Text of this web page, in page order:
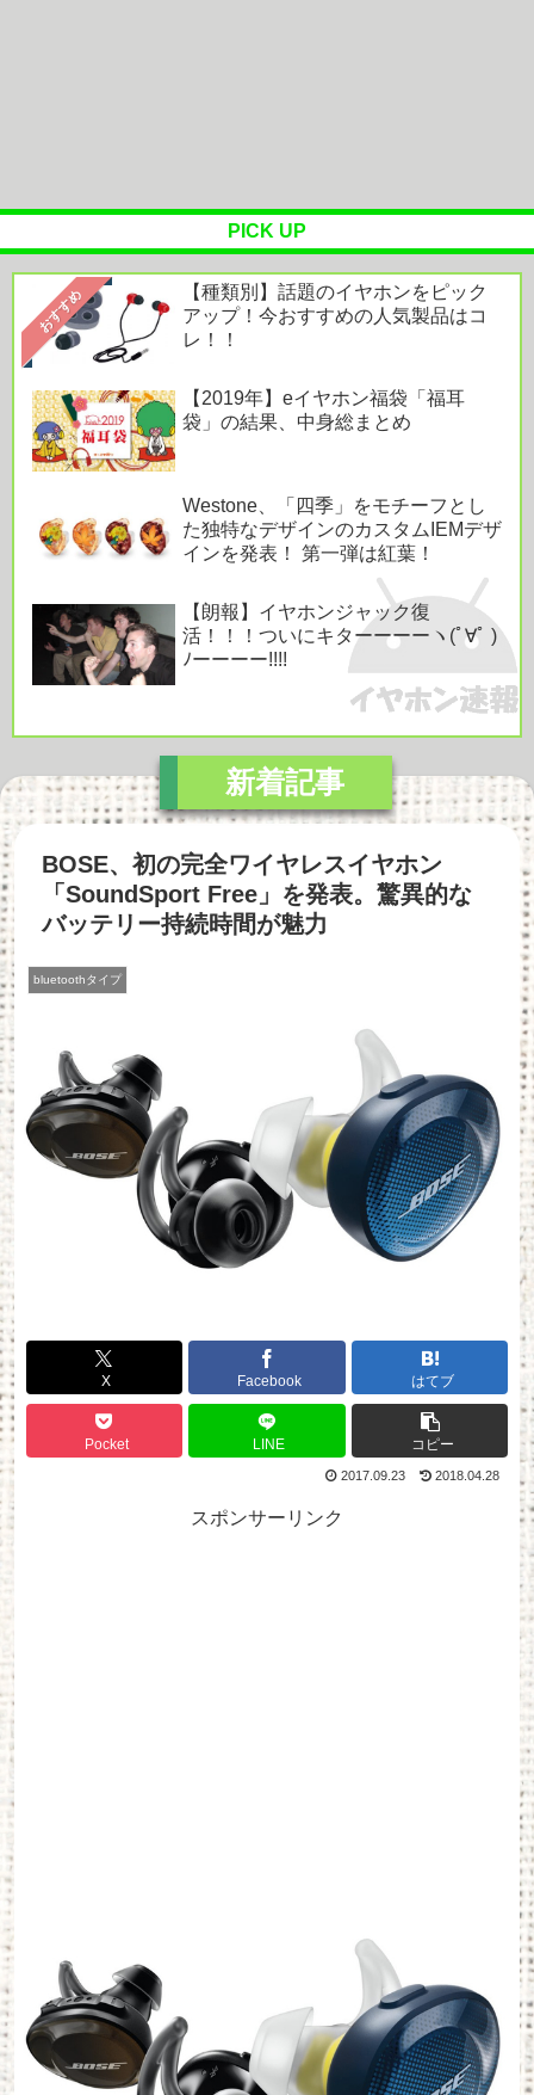
Powered by livedoor 相互RSS
PICK UP
おすすめ
【種類別】話題のイヤホンをピック
アップ！今おすすめの人気製品はコ
レ！！
【2019年】eイヤホン福袋「福耳
袋」の結果、中身総まとめ
Westone、「四季」をモチーフとし
た独特なデザインのカスタムIEMデザ
インを発表！ 第一弾は紅葉！
【朗報】イヤホンジャック復
活！！！ついにキターーーーヽ(ﾟ∀ﾟ )
ﾉーーーー!!!!
BOSE、初の完全ワイヤレスイヤホン
「SoundSport Free」を発表。驚異的な
バッテリー持続時間が魅力
bluetoothタイプ
X Facebook はてブ
Pocket LINE コピー
2017.09.23 2018.04.28
スポンサーリンク